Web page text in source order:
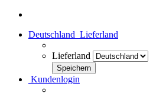
Deutschland Lieferland
Lieferland
Kundenlogin